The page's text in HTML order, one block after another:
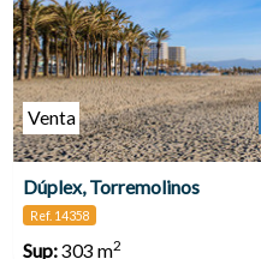
Venta
Dúplex, Torremolinos
Ref. 14358
Sup:303 m2